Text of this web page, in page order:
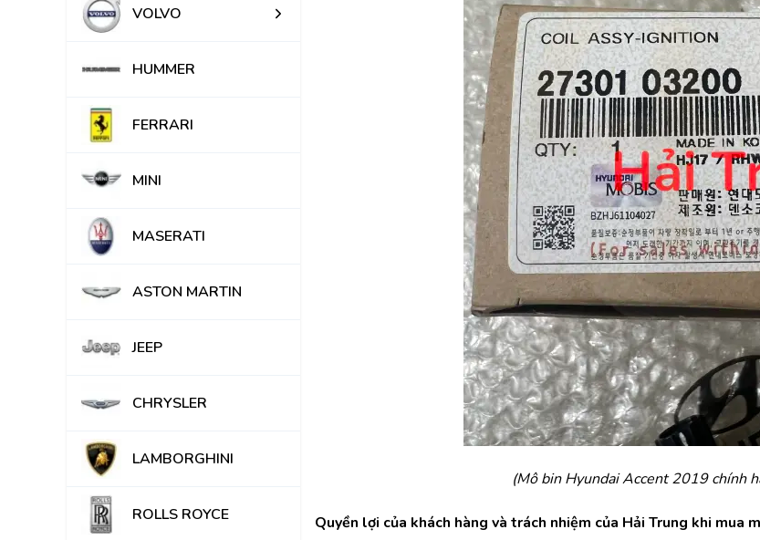
VOLVO
HUMMER
FERRARI
MINI
MASERATI
ASTON MARTIN
JEEP
CHRYSLER
LAMBORGHINI
ROLLS ROYCE
(Mô bin Hyundai Accent 2019 chính
Quyền lợi của khách hàng và trách nhiệm của Hải Trung khi